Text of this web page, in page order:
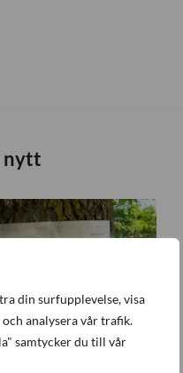
din surfupplevelse, visa
analysera vår trafik.
samtycker du till vår
nytt